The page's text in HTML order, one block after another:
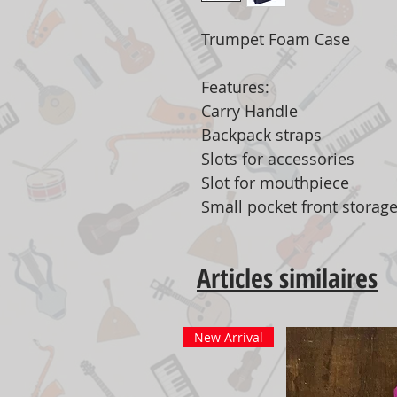
Trumpet Foam Case
Features:
Carry Handle
Backpack straps
Slots for accessories
Slot for mouthpiece
Small pocket front storage
Articles similaires
New Arrival